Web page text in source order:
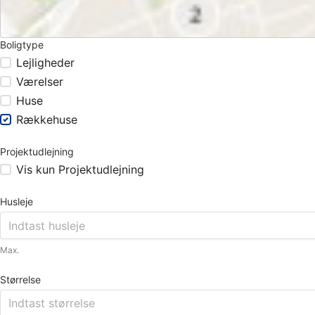
Boligtype
Lejligheder
Værelser
Huse
Rækkehuse
Projektudlejning
Vis kun Projektudlejning
Husleje
Max.
Størrelse